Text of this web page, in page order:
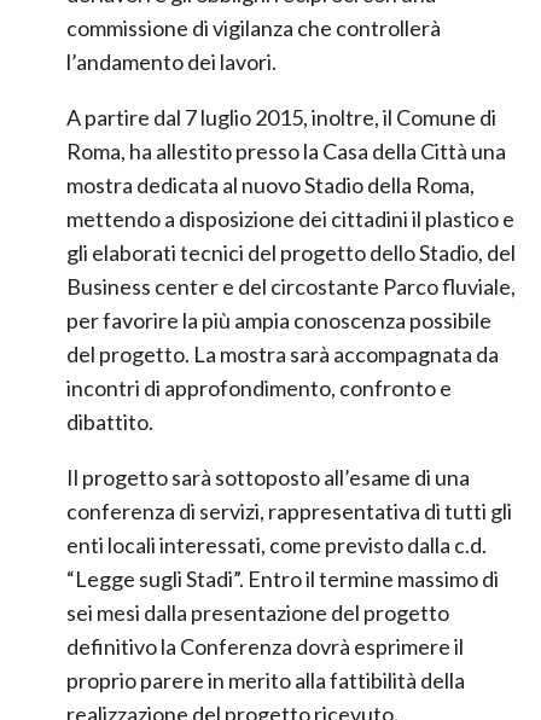
dei lavori e gli obblighi reciproci con una
commissione di vigilanza che controllerà
A partire dal 7 luglio 2015, inoltre, il Comune di
Roma, ha allestito presso la Casa della Città una
mostra dedicata al nuovo Stadio della Roma,
mettendo a disposizione dei cittadini il plastico e
gli elaborati tecnici del progetto dello Stadio, del
Business center e del circostante Parco fluviale,
per favorire la più ampia conoscenza possibile
del progetto. La mostra sarà accompagnata da
incontri di approfondimento, confronto e
Il progetto sarà sottoposto all’esame di una
conferenza di servizi, rappresentativa di tutti gli
enti locali interessati, come previsto dalla c.d.
“Legge sugli Stadi”. Entro il termine massimo di
sei mesi dalla presentazione del progetto
definitivo la Conferenza dovrà esprimere il
proprio parere in merito alla fattibilità della